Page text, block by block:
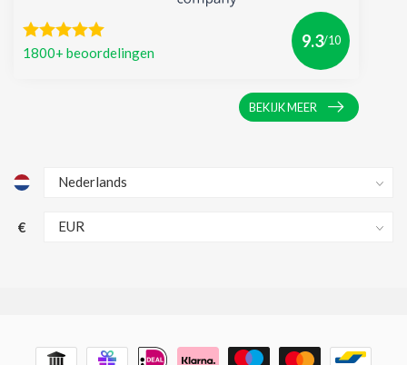
1800+ beoordelingen
9.3/10
BEKIJK MEER
€